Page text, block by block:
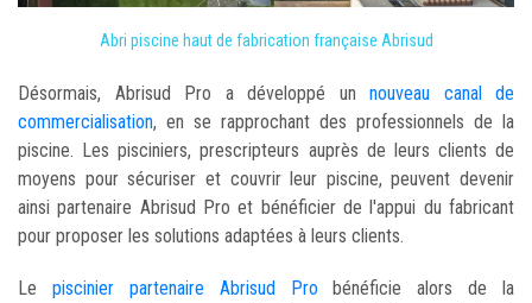
Abri piscine haut de fabrication française Abrisud
Désormais, Abrisud Pro a développé un nouveau canal de
commercialisation, en se rapprochant des professionnels de la
piscine. Les pisciniers, prescripteurs auprès de leurs clients de
moyens pour sécuriser et couvrir leur piscine, peuvent devenir
ainsi partenaire Abrisud Pro et bénéficier de l'appui du fabricant
pour proposer les solutions adaptées à leurs clients.
Le piscinier partenaire Abrisud Pro bénéficie alors de la